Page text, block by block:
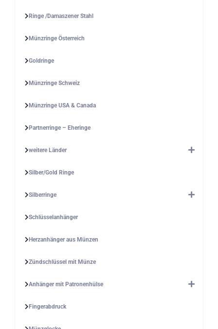
Ringe /Damaszener Stahl
Münzringe Österreich
Goldringe
Münzringe Schweiz
Münzringe USA & Canada
Partnerringe – Eheringe
weitere Länder
Silber/Gold Ringe
Silberringe
Schlüsselanhänger
Herzanhänger aus Münzen
Zündschlüssel mit Münze
Anhänger mit Patronenhülse
Fingerabdruck